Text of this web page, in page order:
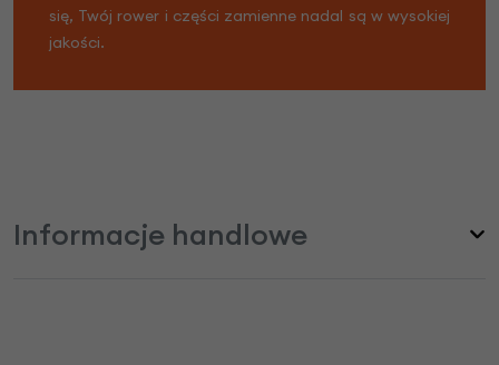
się, Twój rower i części zamienne nadal są w wysokiej
jakości.
Informacje handlowe